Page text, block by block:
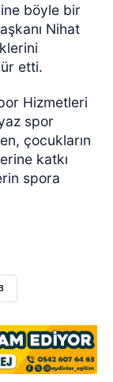
böyle bir
Nihat
etti.
Hizmetleri
spor
çocukların
katkı
spora